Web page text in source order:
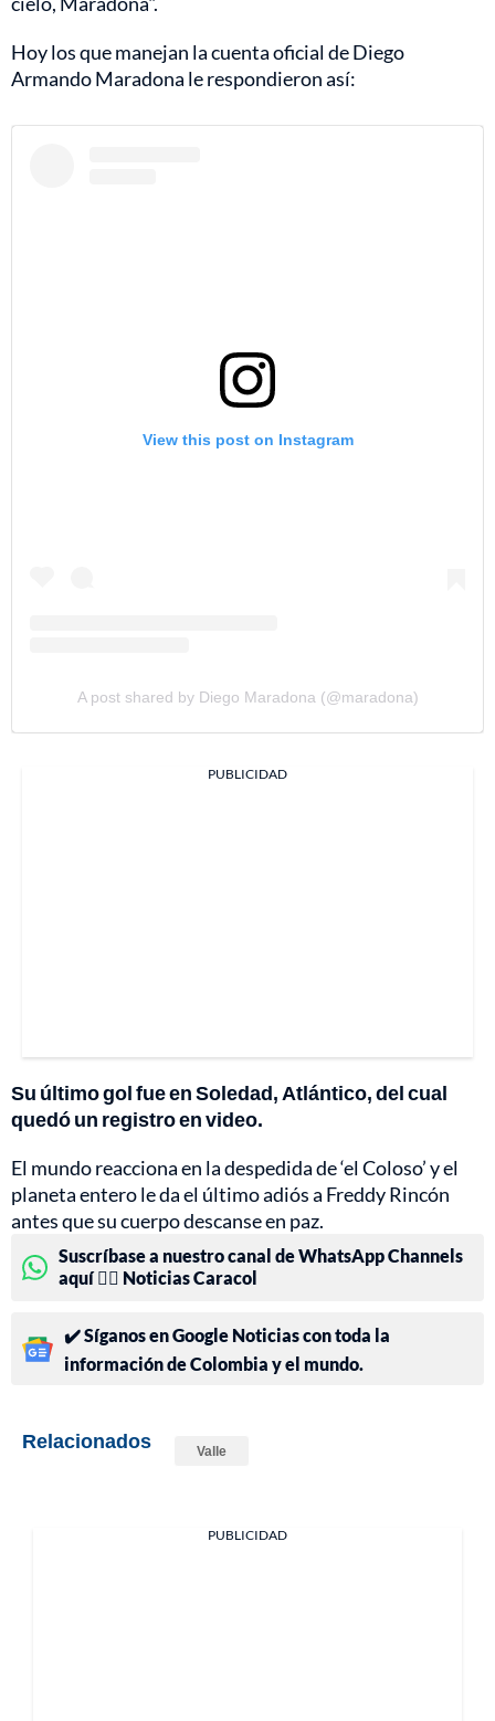
Hoy los que manejan la cuenta oficial de Diego
Armando Maradona le respondieron así:
View this post on Instagram
A post shared by Diego Maradona (@maradona)
PUBLICIDAD
Su último gol fue en Soledad, Atlántico, del cual
quedó un registro en video.
El mundo reacciona en la despedida de ‘el Coloso’ y el
planeta entero le da el último adiós a Freddy Rincón
antes que su cuerpo descanse en paz.
Suscríbase a nuestro canal de WhatsApp Channels
aquí 👉🏻 Noticias Caracol
✔️ Síganos en Google Noticias con toda la
información de Colombia y el mundo.
Relacionados Valle
PUBLICIDAD